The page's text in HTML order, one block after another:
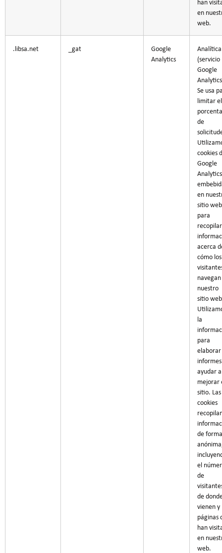
en
web.
.libsa.net _gat
Google
Analytics
Analítica
(servicio
Google
Se usa
limitar el
de
cookies
Google
Analytics
en
sitio web
para
recopilar
acerca
cómo los
nuestro
sitio
la
para
elaborar
ayudar a
mejorar
sitio. Las
cookies
de forma
el
de
de
vienen y
páginas
han
en
web.